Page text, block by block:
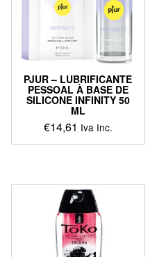
PJUR – LUBRIFICANTE
PESSOAL À BASE DE
SILICONE INFINITY 50
ML
€14,61 Iva Inc.